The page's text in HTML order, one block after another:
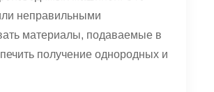
неправильными
материалы, подаваемые в
получение однородных и